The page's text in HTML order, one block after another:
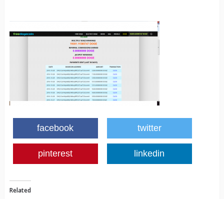
facebook twitter
pinterest linkedin
Related